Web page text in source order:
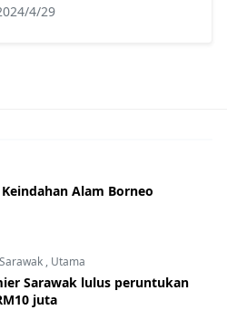
sebatan
4/29
Alam Borneo
Sarawak , Utama
Sarawak lulus peruntukan
juta